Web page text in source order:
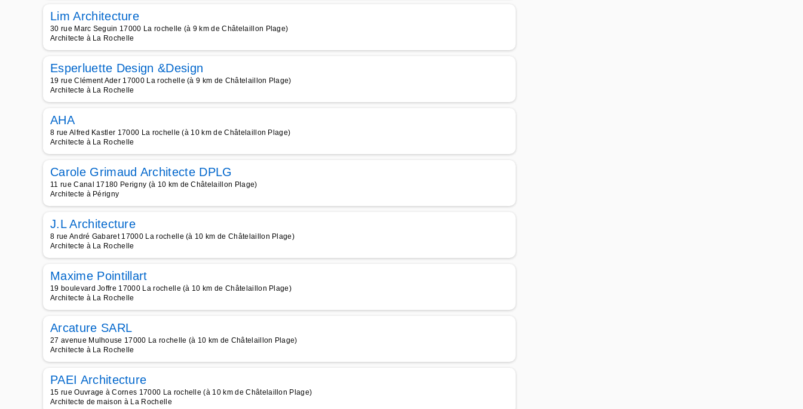
Lim Architecture
30 rue Marc Seguin 17000 La rochelle (à 9 km de Châtelaillon Plage)
Architecte à La Rochelle
Esperluette Design &Design
19 rue Clément Ader 17000 La rochelle (à 9 km de Châtelaillon Plage)
Architecte à La Rochelle
AHA
8 rue Alfred Kastler 17000 La rochelle (à 10 km de Châtelaillon Plage)
Architecte à La Rochelle
Carole Grimaud Architecte DPLG
11 rue Canal 17180 Perigny (à 10 km de Châtelaillon Plage)
Architecte à Périgny
J.L Architecture
8 rue André Gabaret 17000 La rochelle (à 10 km de Châtelaillon Plage)
Architecte à La Rochelle
Maxime Pointillart
19 boulevard Joffre 17000 La rochelle (à 10 km de Châtelaillon Plage)
Architecte à La Rochelle
Arcature SARL
27 avenue Mulhouse 17000 La rochelle (à 10 km de Châtelaillon Plage)
Architecte à La Rochelle
PAEI Architecture
15 rue Ouvrage à Cornes 17000 La rochelle (à 10 km de Châtelaillon Plage)
Architecte de maison à La Rochelle